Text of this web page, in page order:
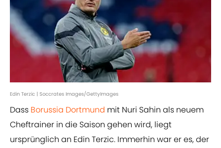
Edin Terzic | Soccrates Images/GettyImages
Dass Borussia Dortmund mit Nuri Sahin als neuem
Cheftrainer in die Saison gehen wird, liegt
ursprünglich an Edin Terzic. Immerhin war er es, der